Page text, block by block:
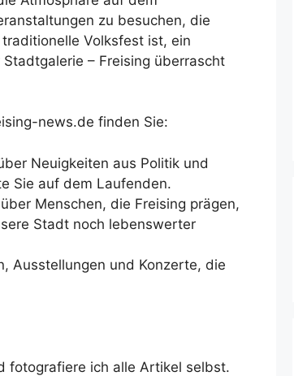
zu besuchen, die
Volksfest ist, ein
– Freising überrascht
news.de finden Sie:
Neuigkeiten aus Politik und
Sie auf dem Laufenden.
Menschen, die Freising prägen,
Stadt noch lebenswerter
Ausstellungen und Konzerte, die
fotografiere ich alle Artikel selbst.